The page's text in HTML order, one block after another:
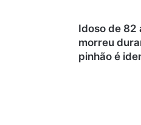
Idoso de 82
morreu
pinhão é